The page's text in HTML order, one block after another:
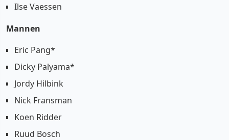
Ilse Vaessen
Mannen
Eric Pang*
Dicky Palyama*
Jordy Hilbink
Nick Fransman
Koen Ridder
Ruud Bosch